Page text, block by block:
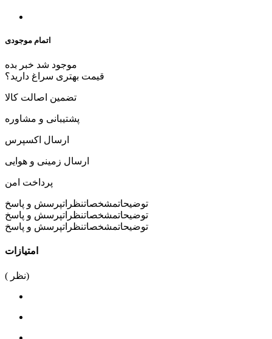
اتمام موجودی
موجود شد خبر بده
قیمت بهتری سراغ دارید؟
تضمین اصالت کالا
پشتیبانی و مشاوره
ارسال اکسپرس
ارسال زمینی و هوایی
پرداخت امن
توضیحاتمشخصاتنظراتپرسش و پاسخ
توضیحاتمشخصاتنظراتپرسش و پاسخ
توضیحاتمشخصاتنظراتپرسش و پاسخ
امتیازات
( نظر)